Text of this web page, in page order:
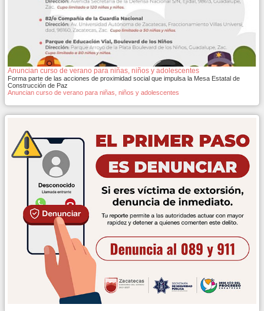
Anuncian curso de verano para niñas, niños y adolescentes
Forma parte de las acciones de proximidad social que impulsa la Mesa Estatal de
Construcción de Paz
Anuncian curso de verano para niñas, niños y adolescentes